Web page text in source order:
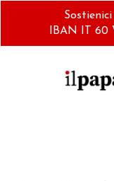
IBAN IT 60